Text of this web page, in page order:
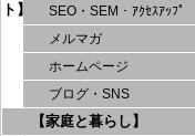
ト】
SEO・SEM・ｱｸｾｽｱｯﾌﾟ
メルマガ
ホームページ
ブログ・SNS
【家庭と暮らし】